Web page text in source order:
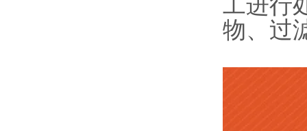
工进行
物、过